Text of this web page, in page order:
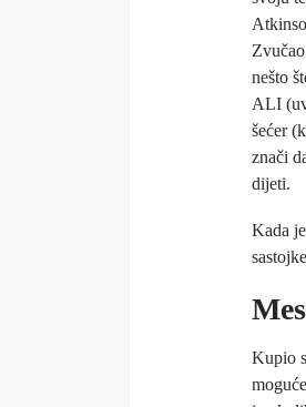
nešto
ALI
šećer
znači
dijeti.
Kada
Kupio